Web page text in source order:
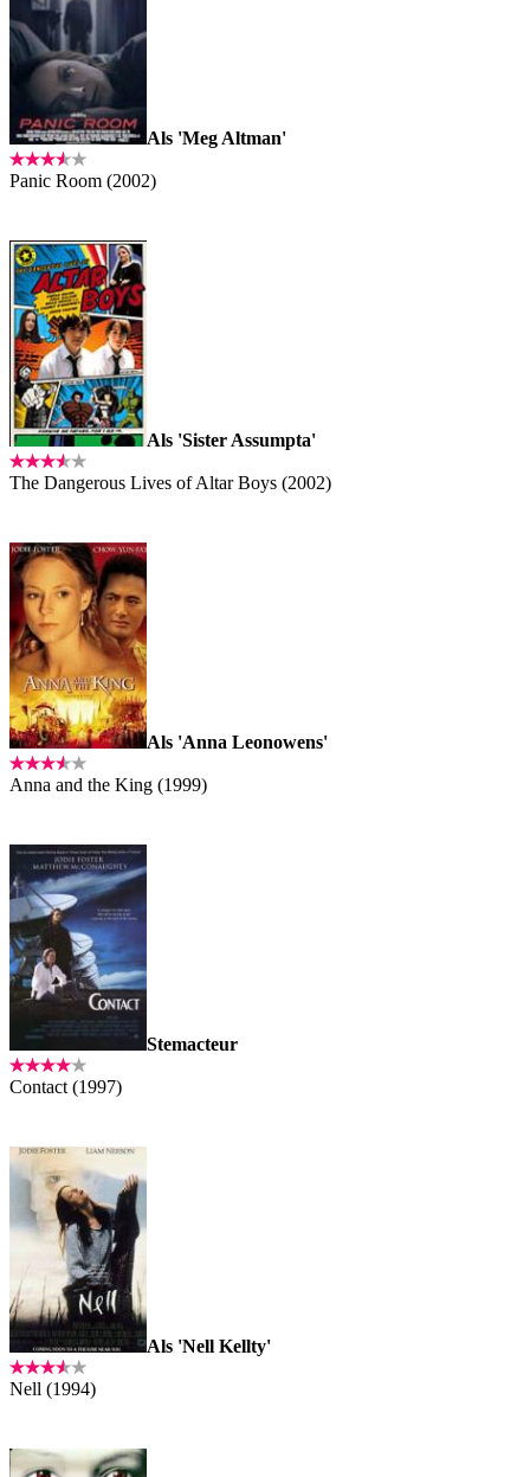
Als 'Meg Altman'
Panic Room (2002)
Als 'Sister Assumpta'
The Dangerous Lives of Altar Boys (2002)
Als 'Anna Leonowens'
Anna and the King (1999)
Stemacteur
Contact (1997)
Als 'Nell Kellty'
Nell (1994)